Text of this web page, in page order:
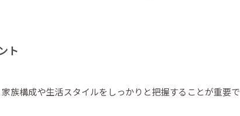
ト
族構成や生活スタイルをしっかりと把握することが重要で